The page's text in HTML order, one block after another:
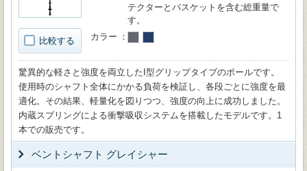
比較する
テクターとバスケットを含む総重量で
す。
カラー
驚異的な軽さと強度を両立したI型グリップタイプのポールです。
使用時のシャフト全体にかかる負荷を検証し、各段ごとに強度を最
適化。その結果、軽量化を図りつつ、強度の向上に成功しました。
内蔵スプリングによる衝撃吸収システムを搭載したモデルです。1
本での販売です。
ベントシャフト グレイシャー